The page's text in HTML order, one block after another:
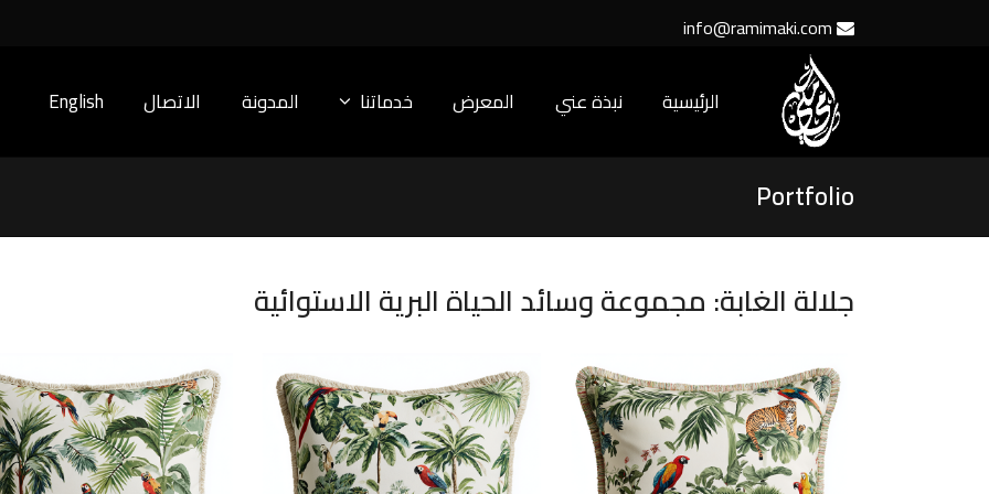
info@ramimaki.com
الرئيسية نبذة عني المعرض خدماتنا المدونة الاتصال English
Portfolio
جلالة الغابة: مجموعة وسائد الحياة البرية الاستوائية